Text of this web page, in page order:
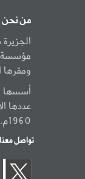
من نحن
مؤسسة
ومقرها
أسسها
عددها
1960م.
تواصل